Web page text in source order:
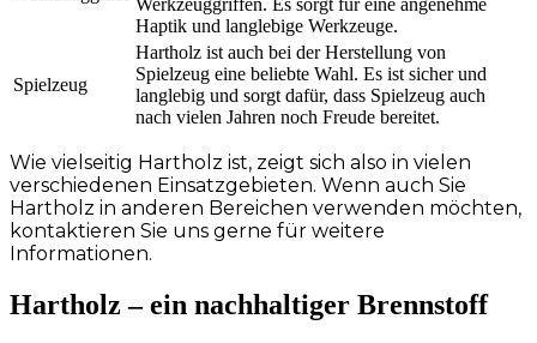
Haptik und langlebige Werkzeuge.
Spielzeug
Hartholz ist auch bei der Herstellung von
Spielzeug eine beliebte Wahl. Es ist sicher und
langlebig und sorgt dafür, dass Spielzeug auch
nach vielen Jahren noch Freude bereitet.
Wie vielseitig Hartholz ist, zeigt sich also in vielen
verschiedenen Einsatzgebieten. Wenn auch Sie
Hartholz in anderen Bereichen verwenden möchten,
kontaktieren Sie uns gerne für weitere
Informationen.
Hartholz – ein nachhaltiger Brennstoff